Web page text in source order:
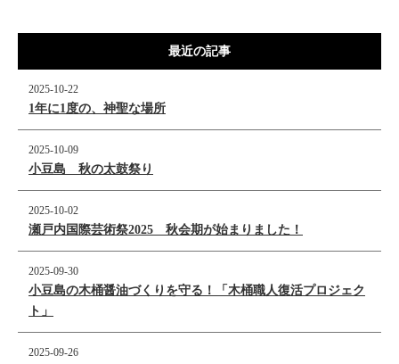
最近の記事
2025-10-22
1年に1度の、神聖な場所
2025-10-09
小豆島 秋の太鼓祭り
2025-10-02
瀬戸内国際芸術祭2025 秋会期が始まりました！
2025-09-30
小豆島の木桶醤油づくりを守る！「木桶職人復活プロジェク
ト」
2025-09-26